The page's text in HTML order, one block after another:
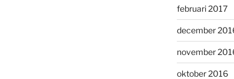
februari 2017
december
november
oktober 2016